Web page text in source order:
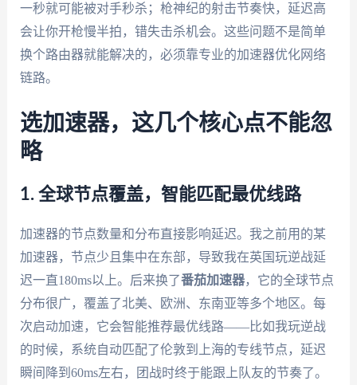
一秒就可能被对手秒杀；枪神纪的射击节奏快，延迟高
会让你开枪慢半拍，错失击杀机会。这些问题不是简单
换个路由器就能解决的，必须靠专业的加速器优化网络
链路。
选加速器，这几个核心点不能忽
略
1. 全球节点覆盖，智能匹配最优线路
加速器的节点数量和分布直接影响延迟。我之前用的某
加速器，节点少且集中在东部，导致我在英国玩逆战延
迟一直180ms以上。后来换了番茄加速器，它的全球节点
分布很广，覆盖了北美、欧洲、东南亚等多个地区。每
次启动加速，它会智能推荐最优线路——比如我玩逆战
的时候，系统自动匹配了伦敦到上海的专线节点，延迟
瞬间降到60ms左右，团战时终于能跟上队友的节奏了。